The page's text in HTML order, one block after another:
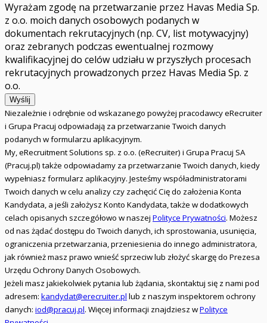
Wyrażam zgodę na przetwarzanie przez Havas Media Sp.
z o.o. moich danych osobowych podanych w
dokumentach rekrutacyjnych (np. CV, list motywacyjny)
oraz zebranych podczas ewentualnej rozmowy
kwalifikacyjnej do celów udziału w przyszłych procesach
rekrutacyjnych prowadzonych przez Havas Media Sp. z
o.o.
Wyślij
Niezależnie i odrębnie od wskazanego powyżej pracodawcy eRecruiter
i Grupa Pracuj odpowiadają za przetwarzanie Twoich danych
podanych w formularzu aplikacyjnym.
My, eRecruitment Solutions sp. z o.o. (eRecruiter) i Grupa Pracuj SA
(Pracuj.pl) także odpowiadamy za przetwarzanie Twoich danych, kiedy
wypełniasz formularz aplikacyjny. Jesteśmy współadministratorami
Twoich danych w celu analizy czy zachęcić Cię do założenia Konta
Kandydata, a jeśli założysz Konto Kandydata, także w dodatkowych
celach opisanych szczegółowo w naszej Polityce Prywatności. Możesz
od nas żądać dostępu do Twoich danych, ich sprostowania, usunięcia,
ograniczenia przetwarzania, przeniesienia do innego administratora,
jak również masz prawo wnieść sprzeciw lub złożyć skargę do Prezesa
Urzędu Ochrony Danych Osobowych.
Jeżeli masz jakiekolwiek pytania lub żądania, skontaktuj się z nami pod
adresem: kandydat@erecruiter.pl lub z naszym inspektorem ochrony
danych: iod@pracuj.pl. Więcej informacji znajdziesz wPolityce